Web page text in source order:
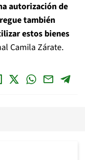
autorización de
también
estos bienes
Camila Zárate.